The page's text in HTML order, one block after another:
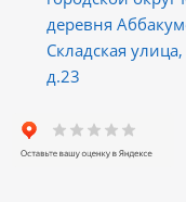
деревня
Складская улица,
д.23